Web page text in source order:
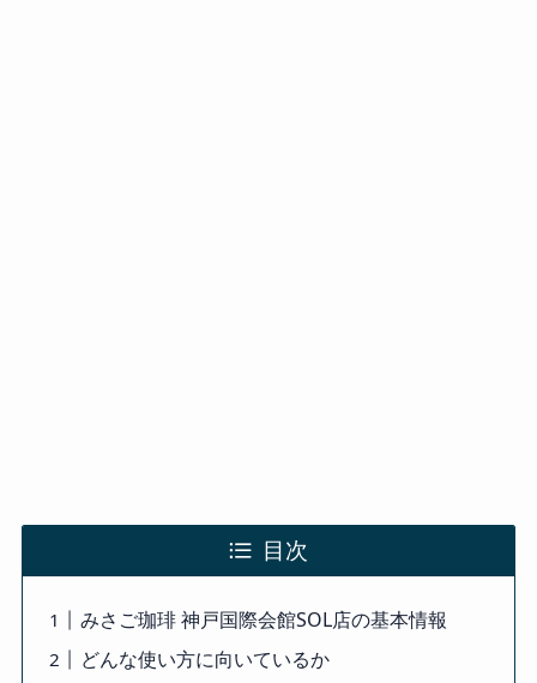
目次
みさご珈琲 神戸国際会館SOL店の基本情報
どんな使い方に向いているか